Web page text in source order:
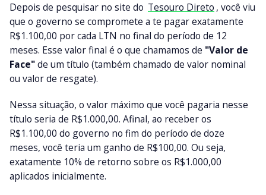
Depois de pesquisar no site do Tesouro Direto , você viu
que o governo se compromete a te pagar exatamente
R$1.100,00 por cada LTN no final do período de 12
meses. Esse valor final é o que chamamos de "Valor de
Face"de um título (também chamado de valor nominal
ou valor de resgate).
Nessa situação, o valor máximo que você pagaria nesse
título seria de R$1.000,00. Afinal, ao receber os
R$1.100,00 do governo no fim do período de doze
meses, você teria um ganho de R$100,00. Ou seja,
exatamente 10% de retorno sobre os R$1.000,00
aplicados inicialmente.